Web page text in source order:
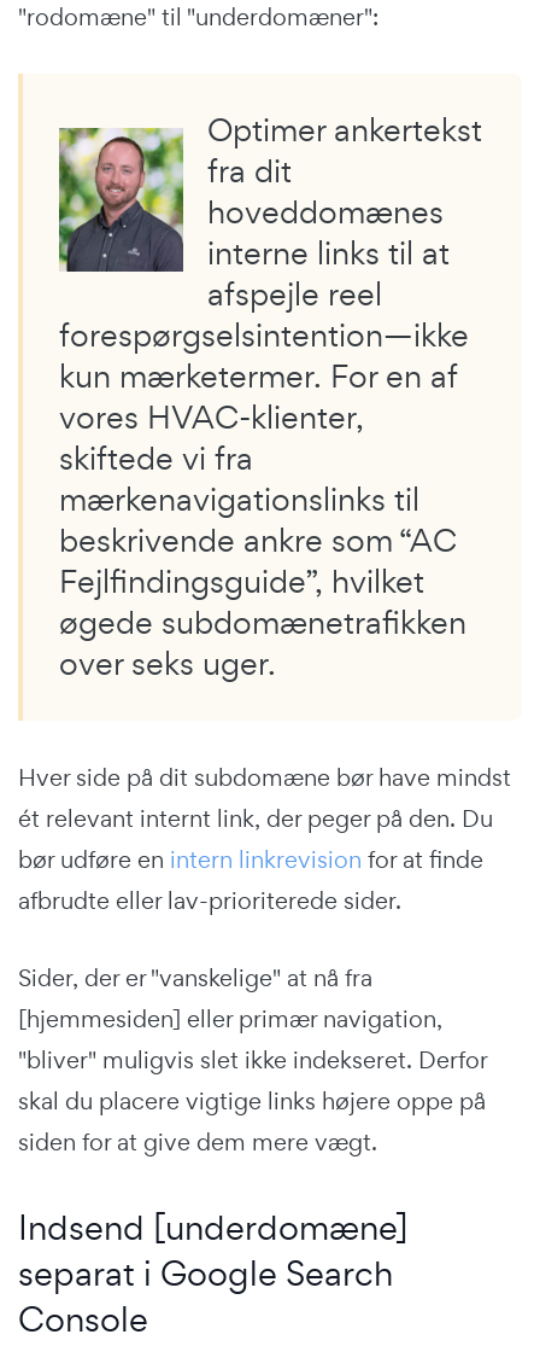
"rodomæne" til "underdomæner":
Optimer ankertekst
fra dit
hoveddomænes
interne links til at
afspejle reel
forespørgselsintention—ikke
kun mærketermer. For en af
vores HVAC-klienter,
skiftede vi fra
mærkenavigationslinks til
beskrivende ankre som “AC
Fejlfindingsguide”, hvilket
øgede subdomænetrafikken
over seks uger.
Hver side på dit subdomæne bør have mindst
ét relevant internt link, der peger på den. Du
bør udføre en intern linkrevision for at finde
afbrudte eller lav-prioriterede sider.
Sider, der er "vanskelige" at nå fra
[hjemmesiden] eller primær navigation,
"bliver" muligvis slet ikke indekseret. Derfor
skal du placere vigtige links højere oppe på
siden for at give dem mere vægt.
Indsend [underdomæne]
separat i Google Search
Console